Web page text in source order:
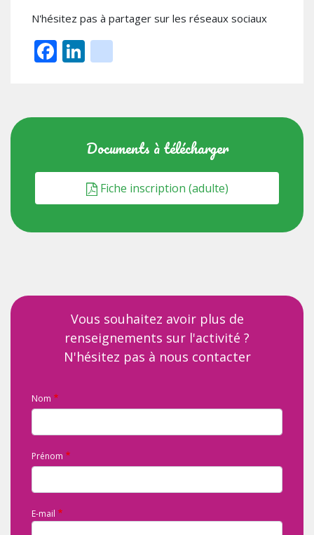
N'hésitez pas à partager sur les réseaux sociaux
Facebook
LinkedIn
Documents à télécharger
Fiche inscription (adulte)
Vous souhaitez avoir plus de
renseignements sur l'activité ?
N'hésitez pas à nous contacter
Nom
Prénom
E-mail